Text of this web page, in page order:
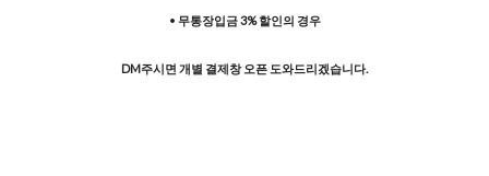
• 무통장입금 3% 할인의 경우
DM주시면 개별 결제창 오픈 도와드리겠습니다.